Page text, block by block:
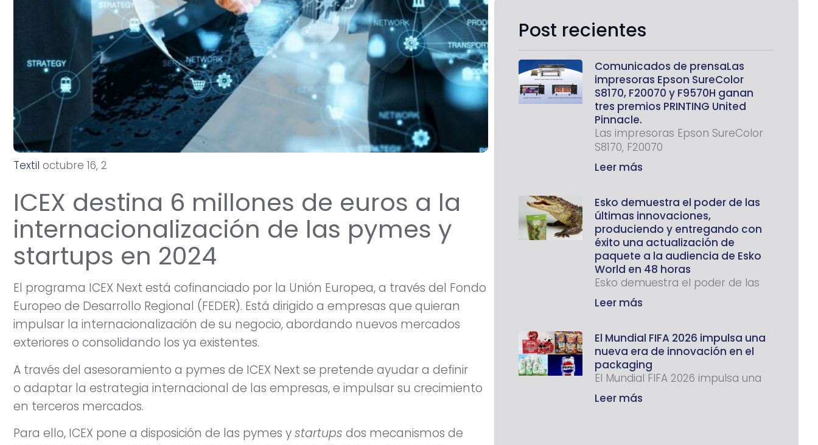
Textil octubre 16
,2
0
2
4
ICEX destina 6 millones de euros a la
internacionalización de las pymes y
startups en 2024
El programa ICEX Next está cofinanciado por la Unión Europea, a través del Fondo
Europeo de Desarrollo Regional (FEDER). Está dirigido a empresas que quieran
impulsar la internacionalización de su negocio, abordando nuevos mercados
exteriores o consolidando los ya existentes.
A través del asesoramiento a pymes de ICEX Next se pretende ayudar a definir
o adaptar la estrategia internacional de las empresas, e impulsar su crecimiento
en terceros mercados.
Para ello, ICEX pone a disposición de las pymes ystartups dos mecanismos de
Post recientes
Comunicados de prensaLas
impresoras Epson SureColor
S8170, F20070 y F9570H ganan
tres premios PRINTING United
Pinnacle.
Las impresoras Epson SureColor
S8170, F20070
Leer más
Esko demuestra el poder de las
últimas innovaciones,
produciendo y entregando con
éxito una actualización de
paquete a la audiencia de Esko
World en 48 horas
Esko demuestra el poder de las
Leer más
El Mundial FIFA 2026 impulsa una
nueva era de innovación en el
packaging
El Mundial FIFA 2026 impulsa una
Leer más